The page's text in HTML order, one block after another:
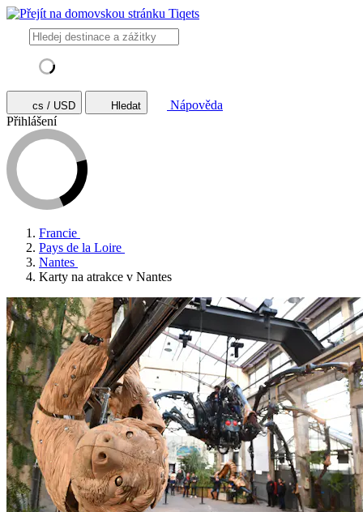
cs / USD Hledat
Nápověda
Přihlášení
Francie
Pays de la Loire
Nantes
Karty na atrakce v Nantes